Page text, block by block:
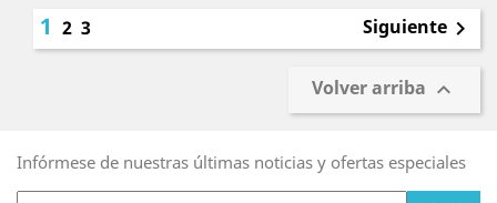
1 2 3 Siguiente 
Volver arriba 
Infórmese de nuestras últimas noticias y ofertas especiales